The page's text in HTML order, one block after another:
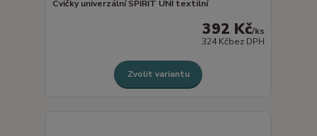
Cvičky univerzální SPIRIT UNI textilní
392 Kč/ks
324 Kčbez DPH
Zvolit variantu